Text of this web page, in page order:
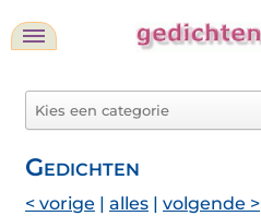
Gedichten
< vorige | alles | volgende >